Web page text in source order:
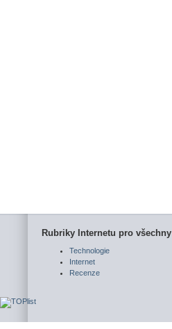
Rubriky Internetu pro všechny
Technologie
Internet
Recenze